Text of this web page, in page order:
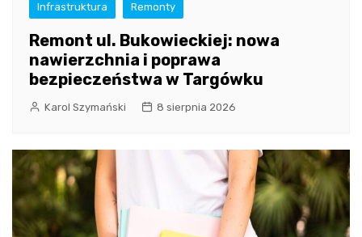
Infrastruktura Remonty
Remont ul. Bukowieckiej: nowa
nawierzchnia i poprawa
bezpieczeństwa w Targówku
Karol Szymański 8 sierpnia 2026